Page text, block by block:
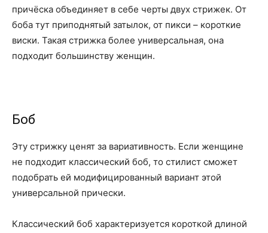
причёска объединяет в себе черты двух стрижек. От
боба тут приподнятый затылок, от пикси – короткие
виски. Такая стрижка более универсальная, она
подходит большинству женщин.
Боб
Эту стрижку ценят за вариативность. Если женщине
не подходит классический боб, то стилист сможет
подобрать ей модифицированный вариант этой
универсальной прически.
Классический боб характеризуется короткой длиной